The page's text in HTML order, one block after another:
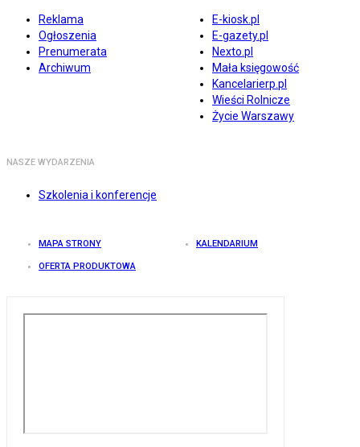
Reklama
Ogłoszenia
Prenumerata
Archiwum
E-kiosk.pl
E-gazety.pl
Nexto.pl
Mała księgowość
Kancelarierp.pl
Wieści Rolnicze
Życie Warszawy
NASZE WYDARZENIA
Szkolenia i konferencje
MAPA STRONY KALENDARIUM
OFERTA PRODUKTOWA